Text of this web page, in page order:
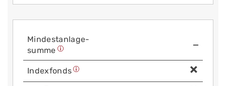
Mindest­anlage­
summe
—
Index­fonds